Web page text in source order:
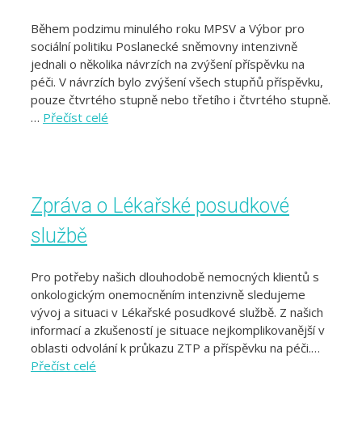
Během podzimu minulého roku MPSV a Výbor pro
sociální politiku Poslanecké sněmovny intenzivně
jednali o několika návrzích na zvýšení příspěvku na
péči. V návrzích bylo zvýšení všech stupňů příspěvku,
pouze čtvrtého stupně nebo třetího i čtvrtého stupně.
… Přečíst celé
Zpráva o Lékařské posudkové
službě
Pro potřeby našich dlouhodobě nemocných klientů s
onkologickým onemocněním intenzivně sledujeme
vývoj a situaci v Lékařské posudkové službě. Z našich
informací a zkušeností je situace nejkomplikovanější v
oblasti odvolání k průkazu ZTP a příspěvku na péči.…
Přečíst celé